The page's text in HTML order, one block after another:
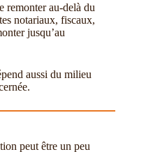
remonter au-delà du
notariaux, fiscaux,
jusqu’au
aussi du milieu
peut être un peu